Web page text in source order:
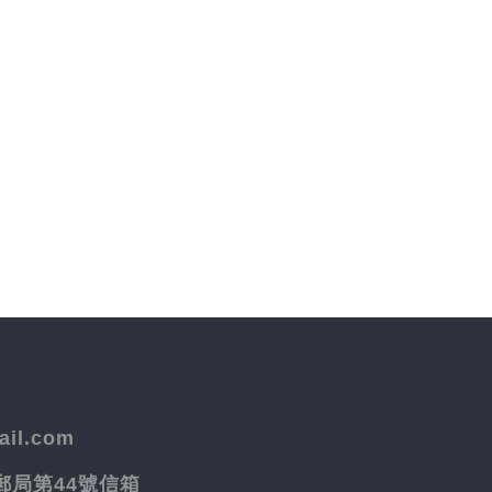
局第44號信箱